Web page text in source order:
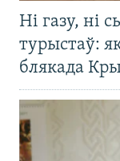
Ні газу, ні
турыстаў:
блякада